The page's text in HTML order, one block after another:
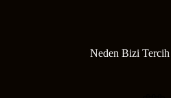
Neden Bizi